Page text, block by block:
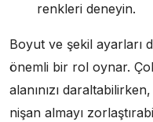
renkleri deneyin.
Boyut ve şekil ayarları
önemli bir rol oynar.
alanınızı
nişan almayı